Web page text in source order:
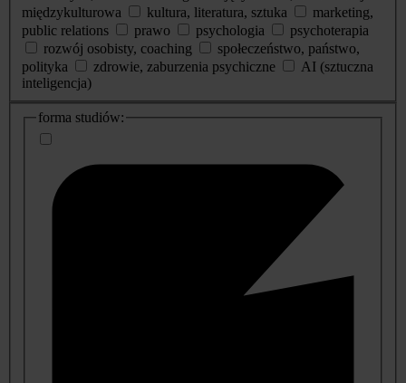
międzykulturowa
kultura, literatura, sztuka
marketing,
public relations
prawo psychologia
psychoterapia
rozwój osobisty, coaching
społeczeństwo, państwo,
polityka
zdrowie, zaburzenia psychiczne
AI (sztuczna
inteligencja)
dodatkowe
informacje
forma studiów: